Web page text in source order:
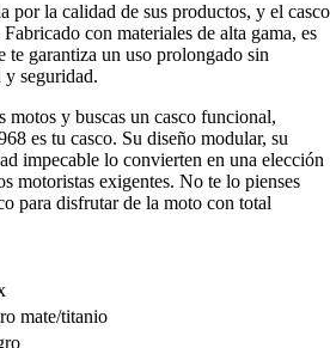
por la calidad de sus productos, y el casco
con materiales de alta gama, es
te garantiza un uso prolongado sin
seguridad.
motos y buscas un casco funcional,
es tu casco. Su diseño modular, su
impecable lo convierten en una elección
motoristas exigentes. No te lo pienses
para disfrutar de la moto con total
mate/titanio